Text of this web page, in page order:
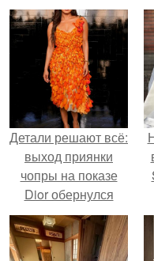
Детали решают всё:
выход приянки
чопры на показе
Dior обернулся
шквалом критики
из-за небрежного
пошива.